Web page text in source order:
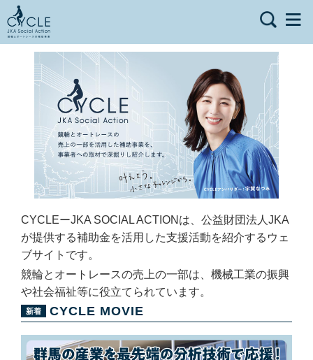
CYCLEーJKA SOCIAL ACTIONは、公益財団法人JKA
が提供する補助金を活用した支援活動を紹介するウェ
ブサイトです。
競輪とオートレースの売上の一部は、機械工業の振興
や社会福祉等に役立てられています。
CYCLE MOVIE